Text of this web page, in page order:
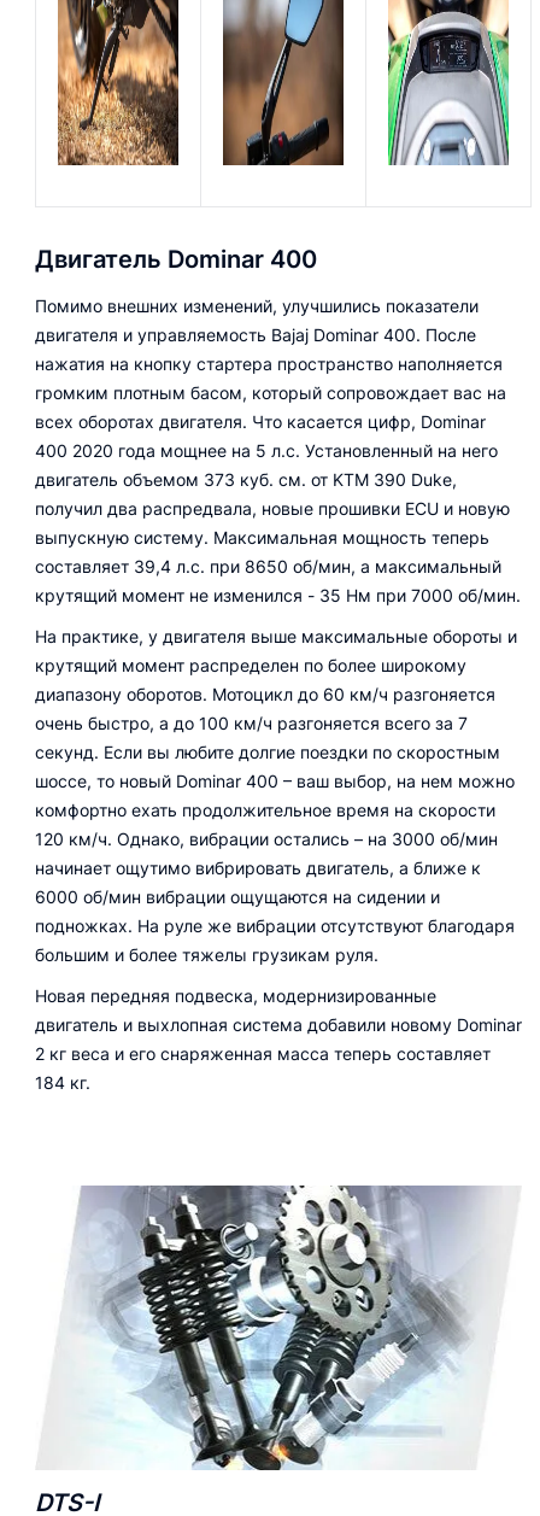
Двигатель Dominar 400
Помимо внешних изменений, улучшились показатели
двигателя и управляемость Bajaj Dominar 400. После
нажатия на кнопку стартера пространство наполняется
громким плотным басом, который сопровождает вас на
всех оборотах двигателя. Что касается цифр, Dominar
400 2020 года мощнее на 5 л.с. Установленный на него
двигатель объемом 373 куб. см. от KTM 390 Duke,
получил два распредвала, новые прошивки ECU и новую
выпускную систему. Максимальная мощность теперь
составляет 39,4 л.с. при 8650 об/мин, а максимальный
крутящий момент не изменился - 35 Нм при 7000 об/мин.
На практике, у двигателя выше максимальные обороты и
крутящий момент распределен по более широкому
диапазону оборотов. Мотоцикл до 60 км/ч разгоняется
очень быстро, а до 100 км/ч разгоняется всего за 7
секунд. Если вы любите долгие поездки по скоростным
шоссе, то новый Dominar 400 – ваш выбор, на нем можно
комфортно ехать продолжительное время на скорости
120 км/ч. Однако, вибрации остались – на 3000 об/мин
начинает ощутимо вибрировать двигатель, а ближе к
6000 об/мин вибрации ощущаются на сидении и
подножках. На руле же вибрации отсутствуют благодаря
большим и более тяжелы грузикам руля.
Новая передняя подвеска, модернизированные
двигатель и выхлопная система добавили новому Dominar
2 кг веса и его снаряженная масса теперь составляет
184 кг.
DTS-I